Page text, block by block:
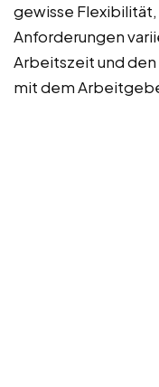
gewisse
Anforderungen
Arbeitszeit und
mit dem